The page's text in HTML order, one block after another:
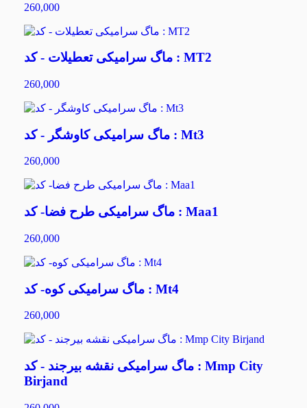
260,000
ماگ سرامیکی تعطیلات - کد : MT2
260,000
ماگ سرامیکی کاوشگر - کد : Mt3
260,000
ماگ سرامیکی طرح فضا- کد : Maa1
260,000
ماگ سرامیکی کوه- کد : Mt4
260,000
ماگ سرامیکی نقشه بیرجند - کد : Mmp City
Birjand